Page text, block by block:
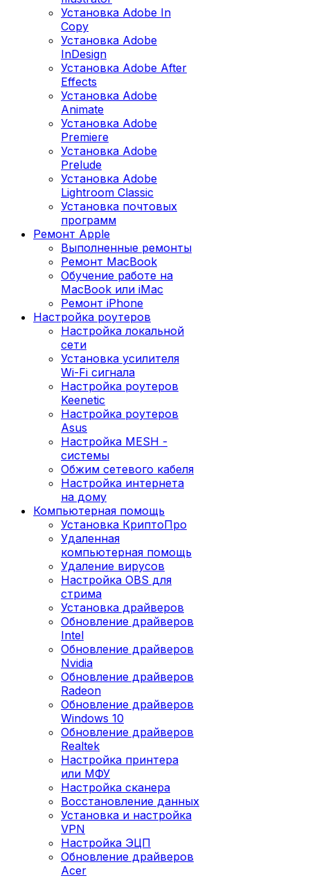
Установка Adobe In
Copy
Установка Adobe
InDesign
Установка Adobe After
Effects
Установка Adobe
Animate
Установка Adobe
Premiere
Установка Adobe
Prelude
Установка Adobe
Lightroom Classic
Установка почтовых
программ
Ремонт Apple
Выполненные ремонты
Ремонт MacBook
Обучение работе на
MacBook или iMac
Ремонт iPhone
Настройка роутеров
Настройка локальной
сети
Установка усилителя
Wi-Fi сигнала
Настройка роутеров
Keenetic
Настройка роутеров
Asus
Настройка MESH -
системы
Обжим сетевого кабеля
Настройка интернета
на дому
Компьютерная помощь
Установка КриптоПро
Удаленная
компьютерная помощь
Удаление вирусов
Настройка OBS для
стрима
Установка драйверов
Обновление драйверов
Intel
Обновление драйверов
Nvidia
Обновление драйверов
Radeon
Обновление драйверов
Windows 10
Обновление драйверов
Realtek
Настройка принтера
или МФУ
Настройка сканера
Восстановление данных
Установка и настройка
VPN
Настройка ЭЦП
Обновление драйверов
Acer